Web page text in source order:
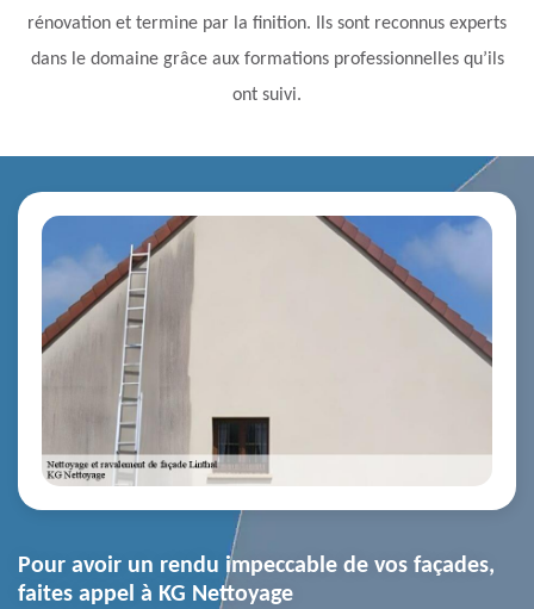
rénovation et termine par la finition. Ils sont reconnus experts
dans le domaine grâce aux formations professionnelles qu’ils
ont suivi.
Pour avoir un rendu impeccable de vos façades,
faites appel à KG Nettoyage